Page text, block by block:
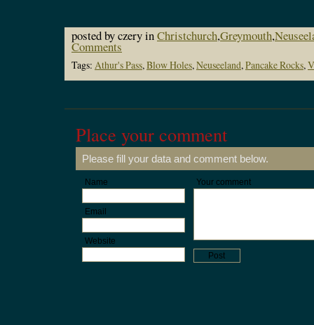
posted by czery inChristchurch,Greymouth,
Comments
Tags: Athur's Pass,Blow Holes,Neuseeland,Pancake Rocks,
Place your comment
Please fill your data and comment below.
Name
Email
Website
Your comment